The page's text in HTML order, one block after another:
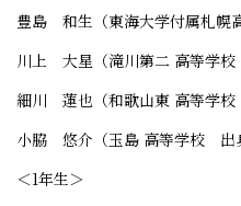
豊島 和生（東海大学付属札幌
川上 大星（滝川第二 高等学校
細川 蓮也（和歌山東 高等学校
小脇 悠介（玉島 高等学校 出
＜1年生＞